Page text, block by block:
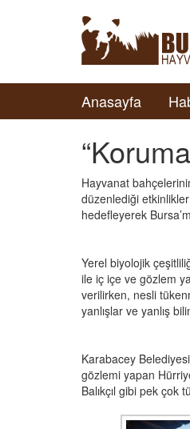
Anasayfa
Hayvanat
düzenlediği
hedefleyerek
Yerel biyolojik
ile iç içe ve gözlem
verilirken, nesli
yanlışlar ve yanlış
Karabacey
gözlemi yapan
Balıkçıl gibi pek çok